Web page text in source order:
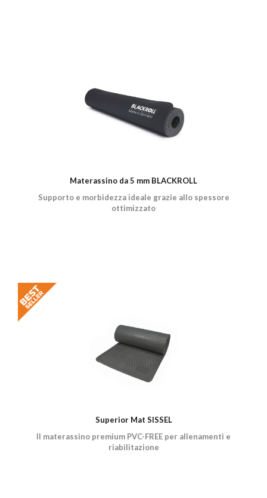
Materassino da 5 mm BLACKROLL
Supporto e morbidezza ideale grazie allo spessore
ottimizzato
Superior Mat SISSEL
Il materassino premium PVC-FREE per allenamenti e
riabilitazione